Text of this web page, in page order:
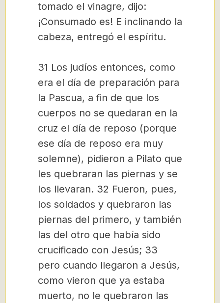
tomado el vinagre, dijo:
¡Consumado es! E inclinando la
cabeza, entregó el espíritu.
31 Los judíos entonces, como
era el día de preparación para
la Pascua, a fin de que los
cuerpos no se quedaran en la
cruz el día de reposo (porque
ese día de reposo era muy
solemne), pidieron a Pilato que
les quebraran las piernas y se
los llevaran. 32 Fueron, pues,
los soldados y quebraron las
piernas del primero, y también
las del otro que había sido
crucificado con Jesús; 33
pero cuando llegaron a Jesús,
como vieron que ya estaba
muerto, no le quebraron las